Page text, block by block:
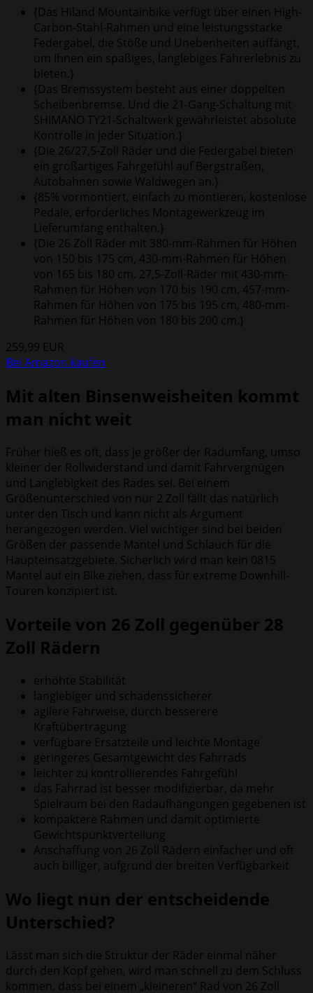
{Das Hiland Mountainbike verfügt über einen High-
Carbon-Stahl-Rahmen und eine leistungsstarke
Federgabel, die Stöße und Unebenheiten auffängt,
um Ihnen ein spaßiges, langlebiges Fahrerlebnis zu
bieten.}
{Das Bremssystem besteht aus einer doppelten
Scheibenbremse. Und die 21-Gang-Schaltung mit
SHIMANO TY21-Schaltwerk gewährleistet absolute
Kontrolle in jeder Situation.}
{Die 26/27,5-Zoll Räder und die Federgabel bieten
ein großartiges Fahrgefühl auf Bergstraßen,
Autobahnen sowie Waldwegen an.}
{85% vormontiert, einfach zu montieren, kostenlose
Pedale, erforderliches Montagewerkzeug im
Lieferumfang enthalten.}
{Die 26 Zoll Räder mit 380-mm-Rahmen für Höhen
von 150 bis 175 cm, 430-mm-Rahmen für Höhen
von 165 bis 180 cm. 27,5-Zoll-Räder mit 430-mm-
Rahmen für Höhen von 170 bis 190 cm, 457-mm-
Rahmen für Höhen von 175 bis 195 cm, 480-mm-
Rahmen für Höhen von 180 bis 200 cm.}
259,99 EUR
Bei Amazon kaufen
Mit alten Binsenweisheiten kommt
man nicht weit
Früher hieß es oft, dass je größer der Radumfang, umso
kleiner der Rollwiderstand und damit Fahrvergnügen
und Langlebigkeit des Rades sei. Bei einem
Größenunterschied von nur 2 Zoll fällt das natürlich
unter den Tisch und kann nicht als Argument
herangezogen werden. Viel wichtiger sind bei beiden
Größen der passende Mantel und Schlauch für die
Haupteinsatzgebiete. Sicherlich wird man kein 0815
Mantel auf ein Bike ziehen, dass für extreme Downhill-
Touren konzipiert ist.
Vorteile von 26 Zoll gegenüber 28
Zoll Rädern
erhöhte Stabilität
langlebiger und schadenssicherer
agilere Fahrweise, durch besserere
Kraftübertragung
verfügbare Ersatzteile und leichte Montage
geringeres Gesamtgewicht des Fahrrads
leichter zu kontrollierendes Fahrgefühl
das Fahrrad ist besser modifizierbar, da mehr
Spielraum bei den Radaufhängungen gegebenen ist
kompaktere Rahmen und damit optimierte
Gewichtspunktverteilung
Anschaffung von 26 Zoll Rädern einfacher und oft
auch billiger, aufgrund der breiten Verfügbarkeit
Wo liegt nun der entscheidende
Unterschied?
Lässt man sich die Struktur der Räder einmal näher
durch den Kopf gehen, wird man schnell zu dem Schluss
kommen, dass bei einem „kleineren“ Rad von 26 Zoll